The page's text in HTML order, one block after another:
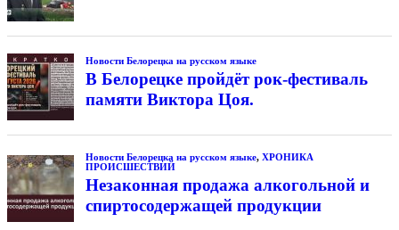
Новости Белорецка на русском языке
В Белорецке пройдёт рок-фестиваль
памяти Виктора Цоя.
Новости Белорецка на русском языке, ХРОНИКА
ПРОИСШЕСТВИЙ
Незаконная продажа алкогольной и
спиртосодержащей продукции